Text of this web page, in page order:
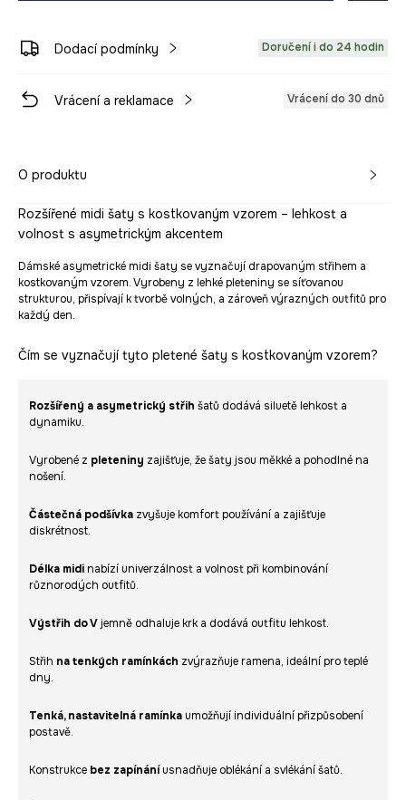
Dodací podmínky Doručení i do 24 hodin
Vrácení a reklamace Vrácení do 30 dnů
O produktu
Rozšířené midi šaty s kostkovaným vzorem – lehkost a
volnost s asymetrickým akcentem
Dámské asymetrické midi šaty se vyznačují drapovaným střihem a
kostkovaným vzorem. Vyrobeny z lehké pleteniny se síťovanou
strukturou, přispívají k tvorbě volných, a zároveň výrazných outfitů pro
každý den.
Čím se vyznačují tyto pletené šaty s kostkovaným vzorem?
Rozšířený a asymetrický střih šatů dodává siluetě lehkost a
dynamiku.
Vyrobené z pleteniny zajišťuje, že šaty jsou měkké a pohodlné na
nošení.
Částečná podšívka zvyšuje komfort používání a zajišťuje
diskrétnost.
Délka midi nabízí univerzálnost a volnost při kombinování
různorodých outfitů.
Výstřih do Vjemně odhaluje krk a dodává outfitu lehkost.
Střih na tenkých ramínkách zvýrazňuje ramena, ideální pro teplé
dny.
Tenká, nastavitelná ramínka umožňují individuální přizpůsobení
postavě.
Konstrukce bez zapínáníusnadňuje oblékání a svlékání šatů.